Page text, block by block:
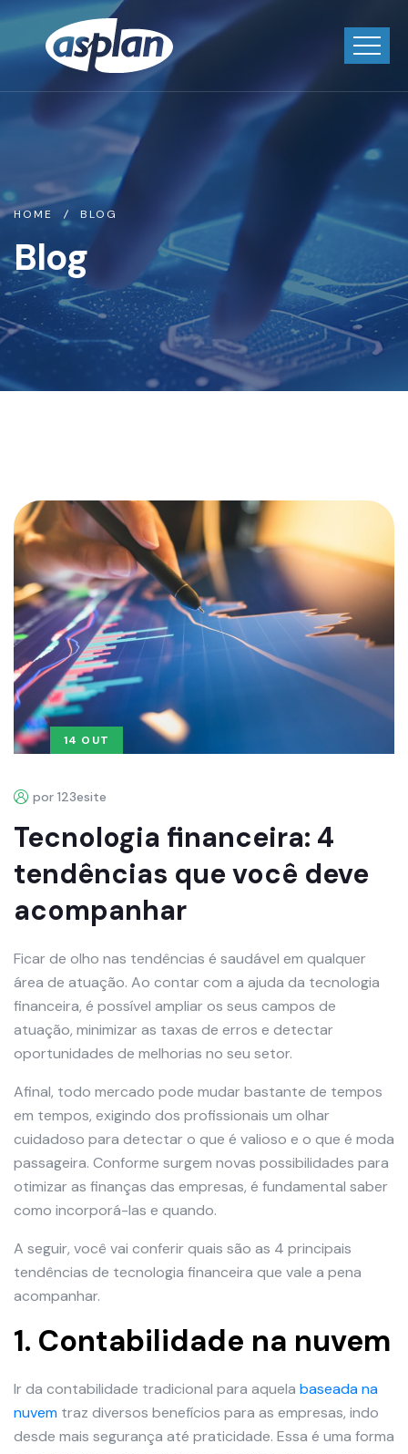
HOME BLOG
Blog
14 OUT
por 123esite
Tecnologia financeira: 4
tendências que você deve
acompanhar
Ficar de olho nas tendências é saudável em qualquer
área de atuação. Ao contar com a ajuda da tecnologia
financeira, é possível ampliar os seus campos de
atuação, minimizar as taxas de erros e detectar
oportunidades de melhorias no seu setor.
Afinal, todo mercado pode mudar bastante de tempos
em tempos, exigindo dos profissionais um olhar
cuidadoso para detectar o que é valioso e o que é moda
passageira. Conforme surgem novas possibilidades para
otimizar as finanças das empresas, é fundamental saber
como incorporá-las e quando.
A seguir, você vai conferir quais são as 4 principais
tendências de tecnologia financeira que vale a pena
acompanhar.
1. Contabilidade na nuvem
Ir da contabilidade tradicional para aquela baseada na
nuvem traz diversos benefícios para as empresas, indo
desde mais segurança até praticidade. Essa é uma forma